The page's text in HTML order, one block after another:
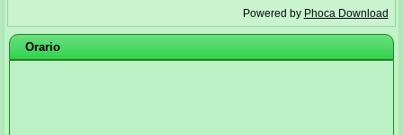
Powered by Phoca Download
Orario